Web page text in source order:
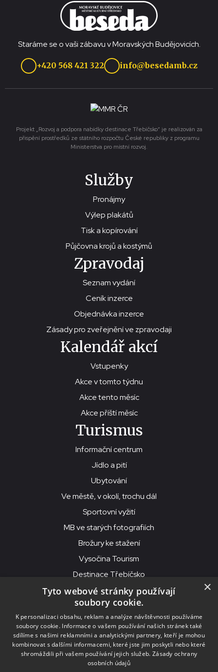
Staráme se o vaši zábavu v Moravských Budějovicích.
+420 568 421 322 info@besedamb.cz
Projekt „Rozvoj a podpora nabídky destinace Třebíčsko“ je realizován za
přispění prostředků ze státního rozpočtu České republiky z programu
Ministerstva pro místní rozvoj.
Služby
Pronájmy
Výlep plakátů
Tisk a kopírování
Půjčovna krojů a kostýmů
Zpravodaj
Seznam vydání
Ceník inzerce
Objednávka inzerce
Zásady pro zveřejnění ve zpravodaji
Kalendář akcí
Vstupenky
Akce v tomto týdnu
Akce tento měsíc
Akce příští měsíc
Turismus
Informační centrum
Jídlo a pití
Ubytování
Ve městě, v okolí, trochu dál
Sportovní vyžití
MB ve starých fotografiích
Brožury ke stažení
Vysočina Tourism
Destinace Třebíčsko
© 2026MKS Beseda Mor. Budějovice
MKS Beseda, příspěvková organizace, Purcnerova 62, 676 02
Moravské Budějovice
IČO: 00091758, DIČ: CZ00091758, ID datové schránky: chjn2kd
×
Tyto webové stránky používají
soubory cookie.
K personalizaci obsahu, reklam a analýze návštěvnosti používáme
soubory cookie. Informace o vašem používání našich stránek také
sdílíme s našimi reklamními a analytickými partnery, kteří je mohou
kombinovat s dalšími informacemi, které jste jim poskytli nebo které
shromáždili při vašem používání jejich služeb. Zásady ochrany
osobních údajů